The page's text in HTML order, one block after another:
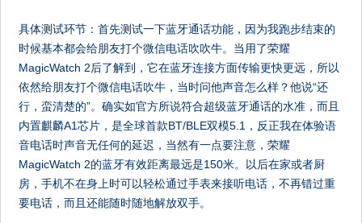
具体测试环节：首先测试一下蓝牙通话功能，因为我跑步结束的
时候基本都会给朋友打个微信电话吹吹牛。当用了荣耀
MagicWatch 2后了解到，它在蓝牙连接方面传输更快更远，所以
依然给朋友打个微信电话吹牛，当时问他声音怎么样？他说“还
行，蛮清楚的”。确实如官方所说符合超级蓝牙通话的水准，而且
内置麒麟A1芯片，是全球首款BT/BLE双模5.1，反正我在体验语
音电话时声音无任何的延迟，当然有一点要注意，荣耀
MagicWatch 2的蓝牙有效距离最远是150米。以后在家或者厨
房，手机不在身上时可以轻松通过手表来接听电话，不再错过重
要电话，而且还能随时随地解放双手。